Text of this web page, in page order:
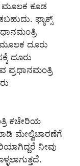
ಮೂಲಕ ಕೂಡ
ಫ್ಯಾಕ್ಸ್
ದೂರು
ದೂರು
ಪ್ರಧಾನಮಂತ್ರಿ
ಕಚೇರಿಯ
ಮೇಲ್ವಿಚಾರಣೆಗೆ
ನೀವು